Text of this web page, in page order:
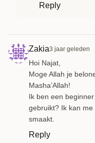
Reply
Zakia3 jaar geleden
Hoi Najat,
Moge Allah je
Masha’Allah!
Ik ben een
gebruikt? Ik kan
smaakt.
Reply